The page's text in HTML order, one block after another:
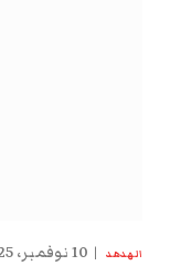
الهدهد 10 نوفمبر، 2025